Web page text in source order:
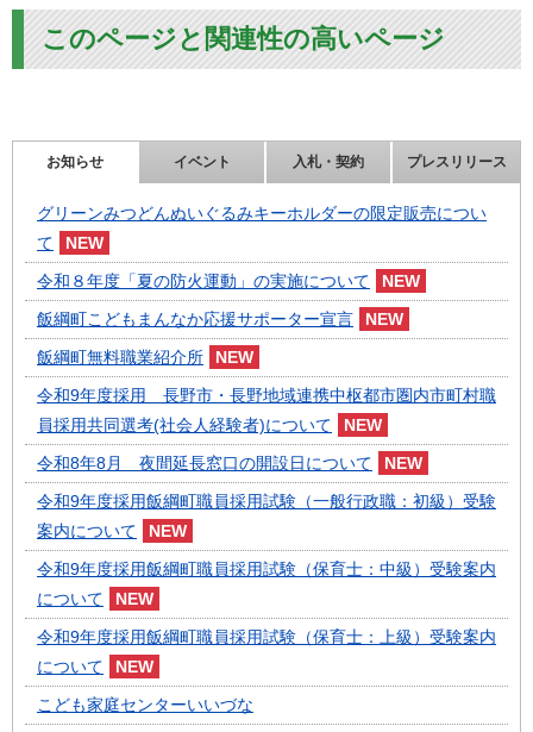
このページと関連性の高いページ
お知らせ イベント 入札・契約 プレスリリース
グリーンみつどんぬいぐるみキーホルダーの限定販売につい
て
令和８年度「夏の防火運動」の実施について
飯綱町こどもまんなか応援サポーター宣言
飯綱町無料職業紹介所
令和9年度採用 長野市・長野地域連携中枢都市圏内市町村職
員採用共同選考(社会人経験者)について
令和8年8月 夜間延長窓口の開設日について
令和9年度採用飯綱町職員採用試験（一般行政職：初級）受験
案内について
令和9年度採用飯綱町職員採用試験（保育士：中級）受験案内
について
令和9年度採用飯綱町職員採用試験（保育士：上級）受験案内
について
こども家庭センターいいづな